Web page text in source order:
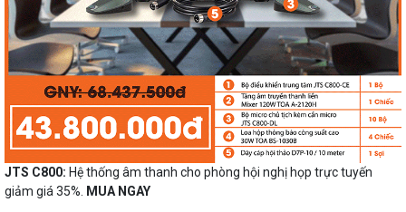
JTS C800: Hệ thống âm thanh cho phòng hội nghị họp trực tuyến
giảm giá 35%.
MUA NGAY